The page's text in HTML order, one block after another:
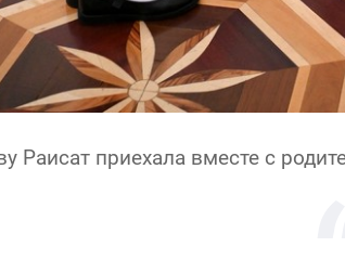
Раисат приехала вместе с